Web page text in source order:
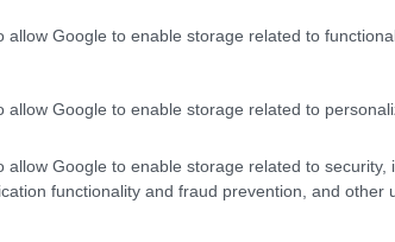
allow Google to enable storage related to
allow Google to enable storage related to
allow Google to enable storage related to security,
functionality and fraud prevention, and other